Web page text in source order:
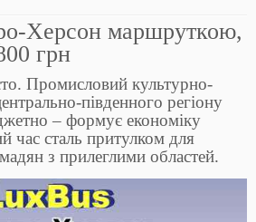
Херсон маршруткою,
грн
Промисловий культурно-
південного регіону
– формує економіку
час сталь притулком для
з прилеглими областей.